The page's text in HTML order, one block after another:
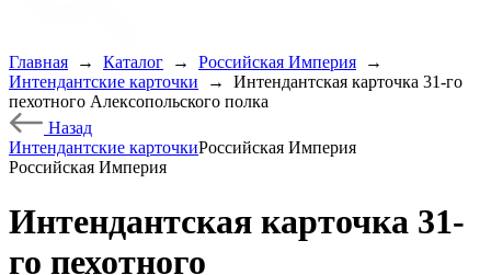
Главная → Каталог → Российская Империя
→
Интендантские карточки
→
Интендантская карточка 31-го
пехотного Алексопольского полка
Назад
Интендантские карточкиРоссийская Империя
Российская Империя
Интендантская карточка 31-
го пехотного